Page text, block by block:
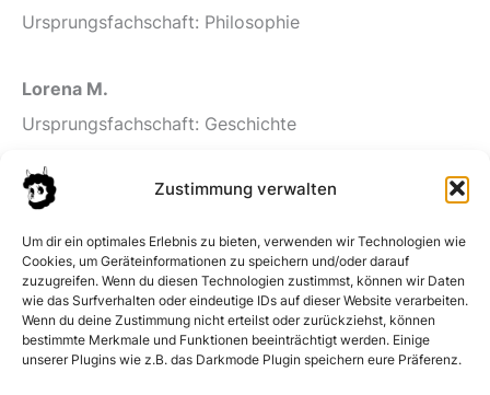
Zustimmung verwalten
Um dir ein optimales Erlebnis zu bieten, verwenden wir Technologien wie
Cookies, um Geräteinformationen zu speichern und/oder darauf
zuzugreifen. Wenn du diesen Technologien zustimmst, können wir Daten
wie das Surfverhalten oder eindeutige IDs auf dieser Website verarbeiten.
Wenn du deine Zustimmung nicht erteilst oder zurückziehst, können
bestimmte Merkmale und Funktionen beeinträchtigt werden. Einige
unserer Plugins wie z.B. das Darkmode Plugin speichern eure Präferenz.
Ursprungsfachschaft: Philosophie
Lorena M.
Ursprungsfachschaft: Geschichte
Okami H
Karim E. O.
Ursprungsfachschaft: Physik & medizinische Physik